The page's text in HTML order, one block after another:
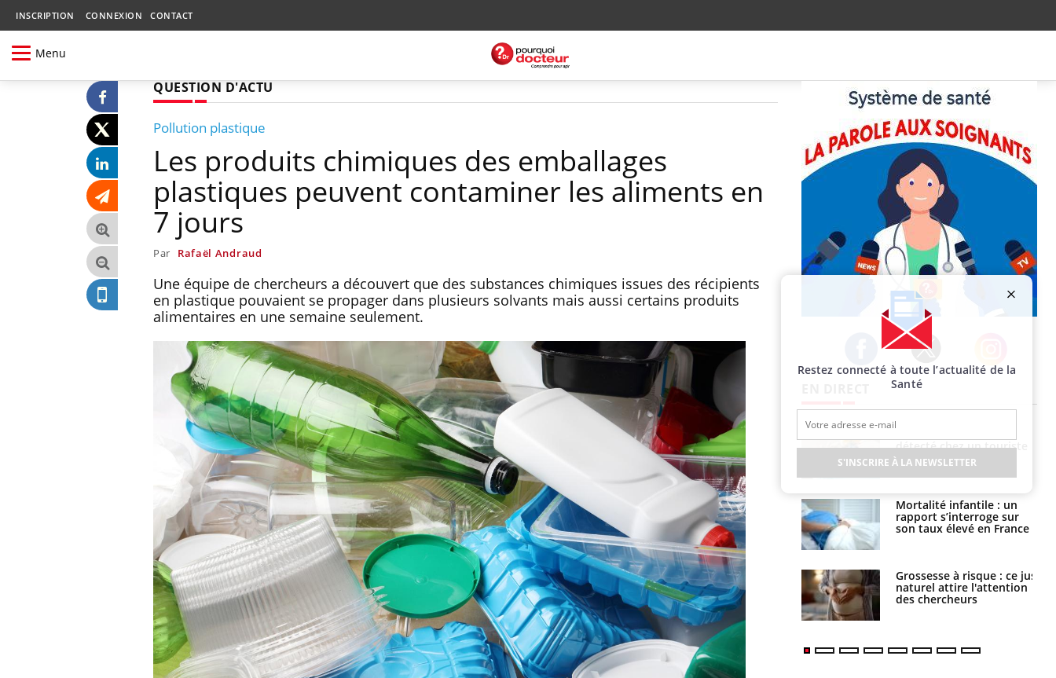
INSCRIPTION CONNEXION CONTACT
Menu
QUESTION D'ACTU
Pollution plastique
Les produits chimiques des emballages
plastiques peuvent contaminer les aliments en
7 jours
Par Rafaël Andraud
Une équipe de chercheurs a découvert que des substances chimiques issues des récipients
en plastique pouvaient se propager dans plusieurs solvants mais aussi certains produits
alimentaires en une semaine seulement.
Facebook Twitter Instagram
détecté chez un touriste
en France
Mortalité infantile : un
rapport s’interroge sur
son taux élevé en France
Grossesse à risque : ce jus
naturel attire l'attention
des chercheurs
Restez connecté à toute l’actualité de la
Santé
S'INSCRIRE À LA NEWSLETTER